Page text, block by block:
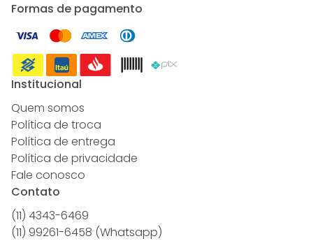
Formas de pagamento
Institucional
Quem somos
Política de troca
Política de entrega
Política de privacidade
Fale conosco
Contato
(11) 4343-6469
(11) 99261-6458 (Whatsapp)